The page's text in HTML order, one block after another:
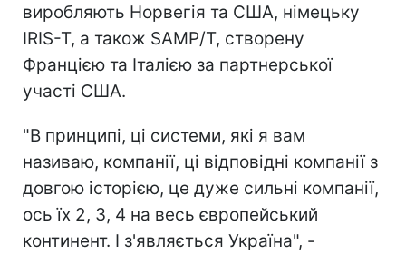
виробляють Норвегія та США, німецьку
IRIS-T, а також SAMP/T, створену
Францією та Італією за партнерської
участі США.
"В принципі, ці системи, які я вам
називаю, компанії, ці відповідні компанії з
довгою історією, це дуже сильні компанії,
ось їх 2, 3, 4 на весь європейський
континент. І з'являється Україна", -